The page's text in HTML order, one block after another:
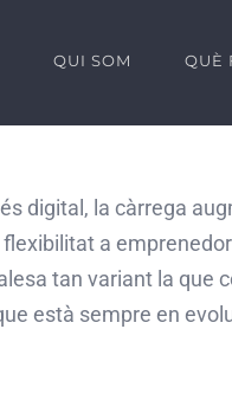
QUI SOM QUÈ
digital, la càrrega
a
tan variant la
està sempre en